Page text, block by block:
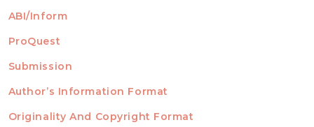
ABI/Inform
ProQuest
AUTHORS
Submission
Author’s Information Format
Originality And Copyright Format